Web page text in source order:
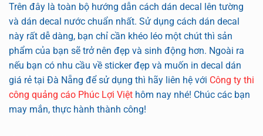
Trên đây là toàn bộ hướng dẫn cách dán decal lên tường
và dán decal nước chuẩn nhất. Sử dụng cách dán decal
này rất dễ dàng, bạn chỉ cần khéo léo một chút thì sản
phẩm của bạn sẽ trở nên đẹp và sinh động hơn. Ngoài ra
nếu bạn có nhu cầu về sticker đẹp và muốn in decal dán
giá rẻ tại Đà Nẵng để sử dụng thì hãy liên hệ với Công ty thi
công quảng cáo Phúc Lợi Việt hôm nay nhé! Chúc các bạn
may mắn, thực hành thành công!